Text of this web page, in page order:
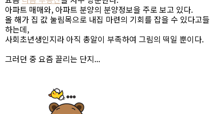
아파트 매매와, 아파트 분양의 분양정보을 주로 보고 있다.
올 해가 집 값 눌림목으로 내집 마련의 기회를 잡을 수 있다고들
하는데,
사회초년생인지라 아직 총알이 부족하여 그림의 떡일 뿐이다.
그러던 중 요즘 끌리는 단지...